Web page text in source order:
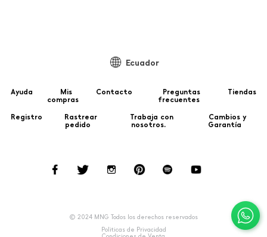
Ecuador
Ayuda
Mis
compras
Contacto
Preguntas
frecuentes
Tiendas
Registro
Rastrear
pedido
Trabaja con
nosotros.
Cambios y
Garantía
© 2024 MNG Todos los derechos reservados
Politicas de Privacidad